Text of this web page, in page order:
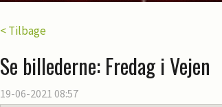
< Tilbage
Se billederne: Fredag i Vejen
19-06-2021 08:57